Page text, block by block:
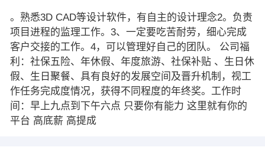
。熟悉3D CAD等设计软件，有自主的设计理念2。负责
项目进程的监理工作。3、一定要吃苦耐劳，细心完成
客户交接的工作。4，可以管理好自己的团队。 公司福
利：社保五险、年休假、年度旅游、社保补贴 、生日休
假、生日聚餐、具有良好的发展空间及晋升机制，视工
作任务完成度情况，获得不同程度的年终奖。工作时
间：早上九点到下午六点 只要你有能力 这里就有你的
平台 高底薪 高提成